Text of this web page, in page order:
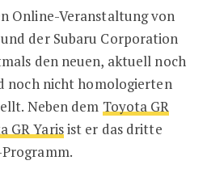
Toyota GR 86
Online-Veranstaltung von
der Subaru Corporation
den neuen, aktuell noch
noch nicht homologierten
Neben dem Toyota GR
GR Yarisist er das dritte